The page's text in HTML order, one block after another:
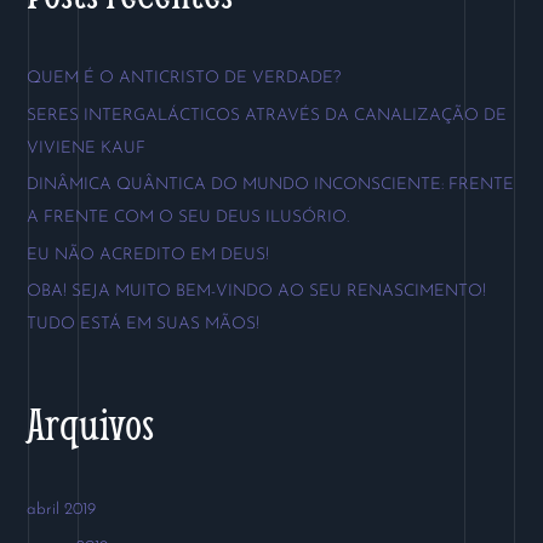
q
i
s
o
r
QUEM É O ANTICRISTO DE VERDADE?
SERES INTERGALÁCTICOS ATRAVÉS DA CANALIZAÇÃO DE
VIVIENE KAUF
DINÂMICA QUÂNTICA DO MUNDO INCONSCIENTE: FRENTE
A FRENTE COM O SEU DEUS ILUSÓRIO.
EU NÃO ACREDITO EM DEUS!
OBA! SEJA MUITO BEM-VINDO AO SEU RENASCIMENTO!
TUDO ESTÁ EM SUAS MÃOS!
Arquivos
abril 2019